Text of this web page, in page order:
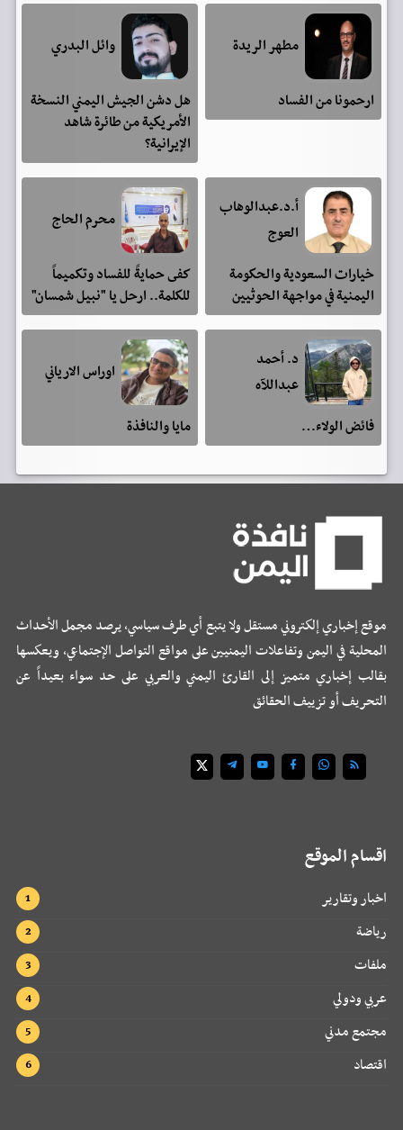
مطهر الريدة
ارحمونا من الفساد
وائل البدري
هل دشن الجيش اليمني النسخة
الأمريكية من طائرة شاهد
الإيرانية؟
أ.د.عبدالوهاب
العوج
خيارات السعودية والحكومة
اليمنية في مواجهة الحوثيين
محرم الحاج
كفى حمايةً للفساد وتكميماً
للكلمة.. ارحل يا "نبيل شمسان"
د. أحمد
عبداللآه
فائض الولاء…
اوراس الارياني
مايا والنافذة
موقع إخباري إلكتروني مستقل ولا يتبع أي طرف سياسي، يرصد مجمل الأحداث
المحلية في اليمن وتفاعلات اليمنيين على مواقع التواصل الإجتماعي، ويعكسها
بقالب إخباري متميز إلى القارئ اليمني والعربي على حد سواء بعيداً عن
التحريف أو تزييف الحقائق
اقسام الموقع
اخبار وتقارير
رياضة
ملفات
عربي ودولي
مجتمع مدني
اقتصاد